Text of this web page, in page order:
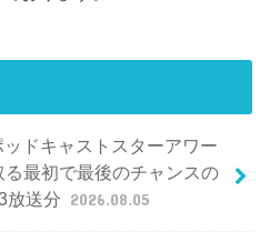
ドキャストスターアワー
る最初で最後のチャンスの
放送分 2026.08.05